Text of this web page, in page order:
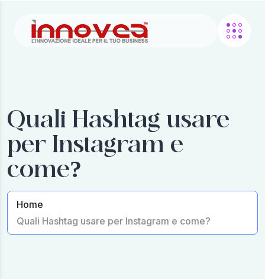
Quali Hashtag usare
per Instagram e
come?
Home
Quali Hashtag usare per Instagram e come?